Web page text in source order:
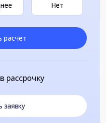
Нет
расчет
рассрочку
заявку